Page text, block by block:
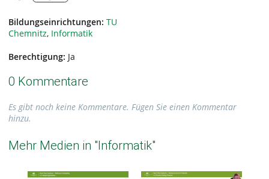
Bildungseinrichtungen: TU
Chemnitz, Informatik
Berechtigung: Ja
0 Kommentare
Es gibt noch keine Kommentare. Fügen Sie einen Kommentar
hinzu.
Mehr Medien in "Informatik"